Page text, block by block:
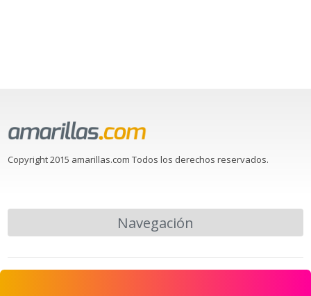
Copyright 2015 amarillas.com Todos los derechos reservados.
Navegación